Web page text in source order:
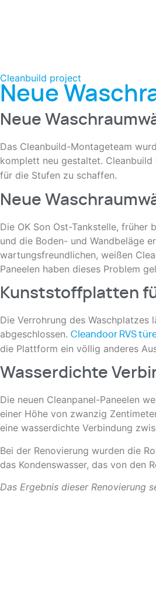
Cleanbuild project
Neue
Neue
Das Cleanbuild-Montageteam
komplett neu gestaltet.
für die Stufen zu schaffen.
Neue
Die OK Son Ost-Tankstelle, früher
und die Boden- und Wandbeläge
wartungsfreundlichen, weißen
Paneelen haben dieses Problem
Kunststoffplatten
Die Verrohrung des
abgeschlossen. Cleandoor RVS
die Plattform ein völlig anderes
Wasserdichte
Die neuen Cleanpanel-Paneelen
einer Höhe von zwanzig
eine wasserdichte Verbindung
Bei der Renovierung wurden die
das Kondenswasser, das von den
Das Ergebnis dieser Renovierung